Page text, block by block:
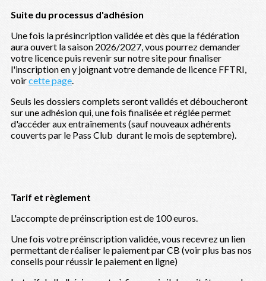
Suite du processus d'adhésion
Une fois la présincription validée et dès que la fédération
aura ouvert la saison 2026/2027, vous pourrez demander
votre licence puis revenir sur notre site pour finaliser
l'inscription en y joignant votre demande de licence FFTRI,
voircette page.
Seuls les dossiers complets seront validés et déboucheront
sur une adhésion qui, une fois finalisée et réglée permet
d'accéder aux entraînements (sauf nouveaux adhérents
couverts par le Pass Club durant le mois de septembre).
Tarif et règlement
L'accompte de préinscription est de 100 euros.
Une fois votre préinscription validée, vous recevrez un lien
permettant de réaliser le paiement par CB (voir plus bas nos
conseils pour réussir le paiement en ligne)